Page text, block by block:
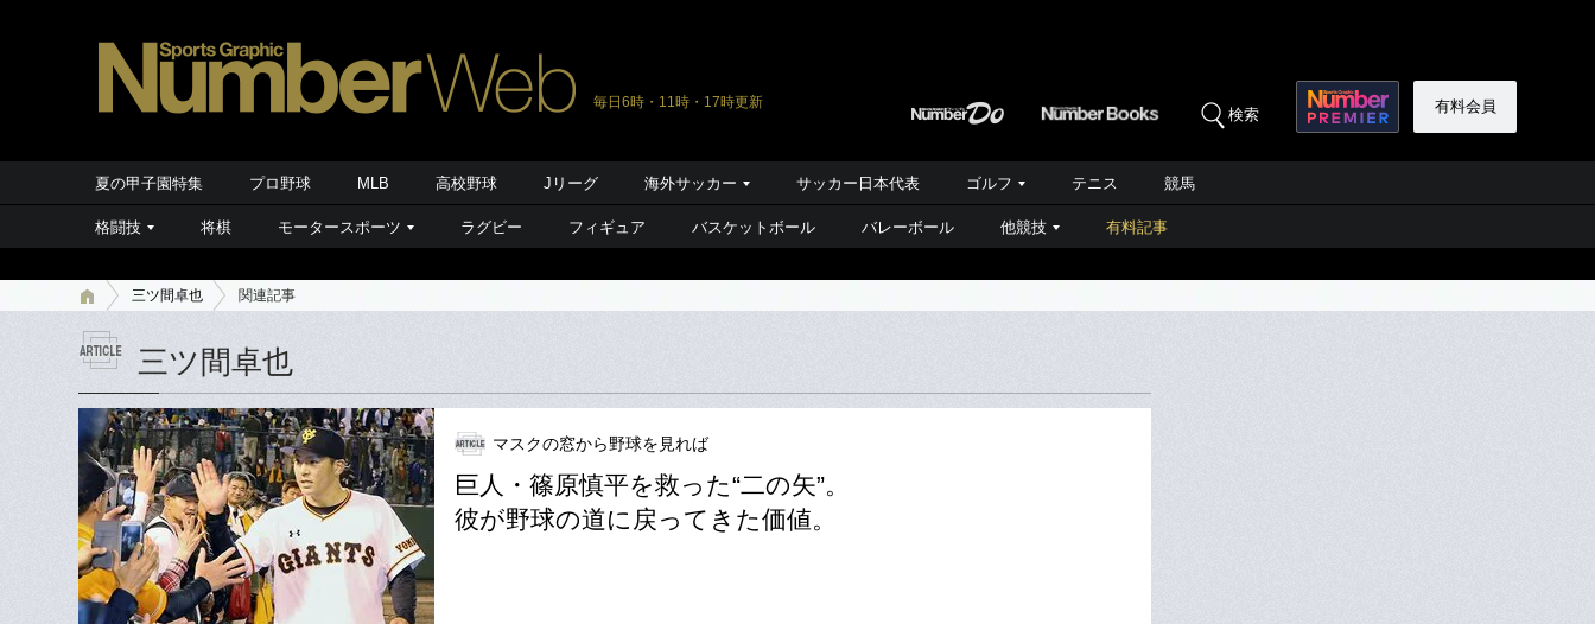
毎日6時・11時・17時更新
検索 有料会員
夏の甲子園特集 プロ野球 MLB 高校野球 Jリーグ 海外サッカー サッカー日本代表 ゴルフ テニス 競馬
格闘技 将棋 モータースポーツ ラグビー フィギュア バスケットボール バレーボール 他競技 有料記事
三ツ間卓也 関連記事
三ツ間卓也
マスクの窓から野球を見れば
巨人・篠原慎平を救った“二の矢”。
彼が野球の道に戻ってきた価値。